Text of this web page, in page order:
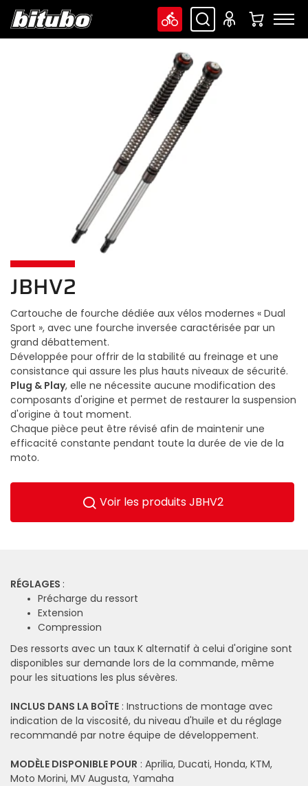
JBHV2
Cartouche de fourche dédiée aux vélos modernes « Dual
Sport », avec une fourche inversée caractérisée par un
grand débattement.
Développée pour offrir de la stabilité au freinage et une
consistance qui assure les plus hauts niveaux de sécurité.
Plug & Play, elle ne nécessite aucune modification des
composants d'origine et permet de restaurer la suspension
d'origine à tout moment.
Chaque pièce peut être révisé afin de maintenir une
efficacité constante pendant toute la durée de vie de la
moto.
Voir les produits JBHV2
RÉGLAGES :
Précharge du ressort
Extension
Compression
Des ressorts avec un taux K alternatif à celui d'origine sont
disponibles sur demande lors de la commande, même
pour les situations les plus sévères.
INCLUS DANS LA BOÎTE : Instructions de montage avec
indication de la viscosité, du niveau d'huile et du réglage
recommandé par notre équipe de développement.
MODÈLE DISPONIBLE POUR : Aprilia, Ducati, Honda, KTM,
Moto Morini, MV Augusta, Yamaha